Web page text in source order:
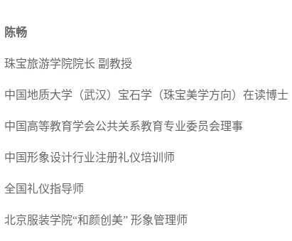
陈畅
珠宝旅游学院院长 副教授
中国地质大学（武汉）宝石学（珠宝美学方向）在读博士
中国高等教育学会公共关系教育专业委员会理事
中国形象设计行业注册礼仪培训师
全国礼仪指导师
北京服装学院“和颜创美” 形象管理师